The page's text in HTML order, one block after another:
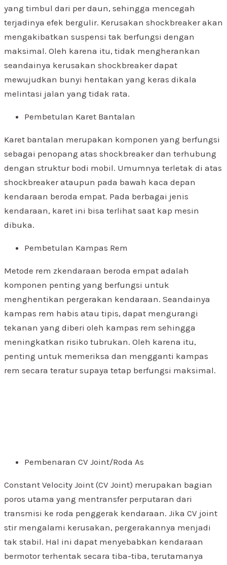
yang timbul dari per daun, sehingga mencegah
terjadinya efek bergulir. Kerusakan shockbreaker akan
mengakibatkan suspensi tak berfungsi dengan
maksimal. Oleh karena itu, tidak mengherankan
seandainya kerusakan shockbreaker dapat
mewujudkan bunyi hentakan yang keras dikala
melintasi jalan yang tidak rata.
Pembetulan Karet Bantalan
Karet bantalan merupakan komponen yang berfungsi
sebagai penopang atas shockbreaker dan terhubung
dengan struktur bodi mobil. Umumnya terletak di atas
shockbreaker ataupun pada bawah kaca depan
kendaraan beroda empat. Pada berbagai jenis
kendaraan, karet ini bisa terlihat saat kap mesin
dibuka.
Pembetulan Kampas Rem
Metode rem zkendaraan beroda empat adalah
komponen penting yang berfungsi untuk
menghentikan pergerakan kendaraan. Seandainya
kampas rem habis atau tipis, dapat mengurangi
tekanan yang diberi oleh kampas rem sehingga
meningkatkan risiko tubrukan. Oleh karena itu,
penting untuk memeriksa dan mengganti kampas
rem secara teratur supaya tetap berfungsi maksimal.
Pembenaran CV Joint/Roda As
Constant Velocity Joint (CV Joint) merupakan bagian
poros utama yang mentransfer perputaran dari
transmisi ke roda penggerak kendaraan. Jika CV joint
stir mengalami kerusakan, pergerakannya menjadi
tak stabil. Hal ini dapat menyebabkan kendaraan
bermotor terhentak secara tiba-tiba, terutamanya